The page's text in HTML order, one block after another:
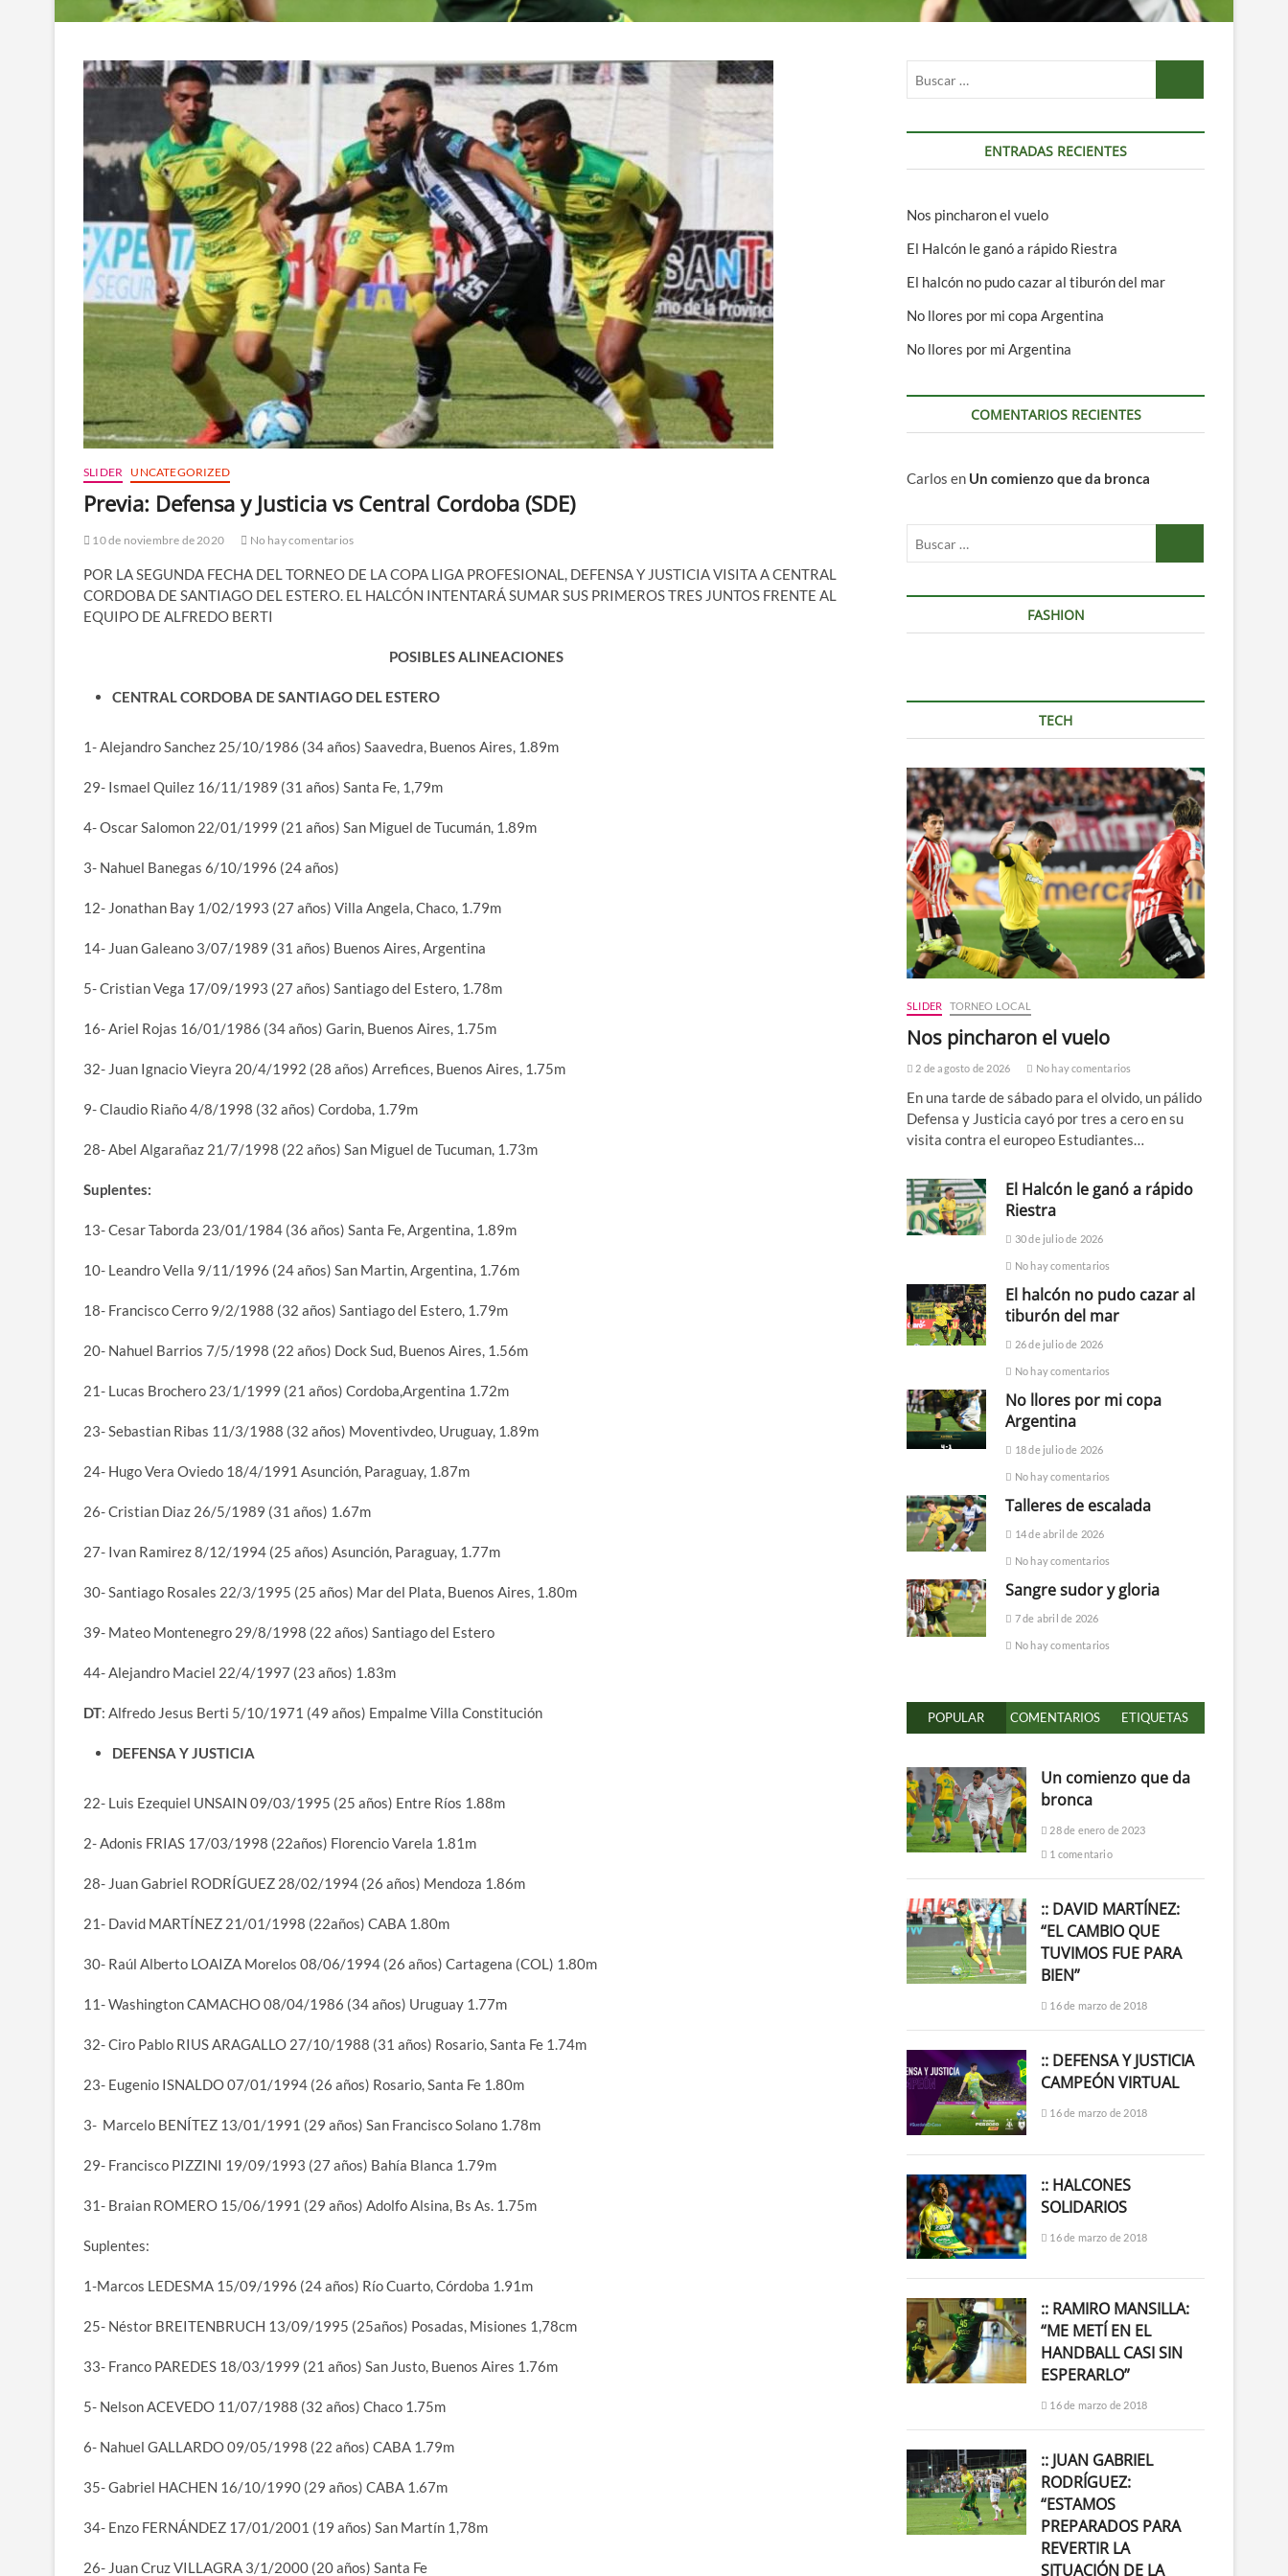
SLIDER UNCATEGORIZED
Previa: Defensa y Justicia vs Central Cordoba (SDE)
10 de noviembre de 2020 No hay comentarios
POR LA SEGUNDA FECHA DEL TORNEO DE LA COPA LIGA PROFESIONAL, DEFENSA Y JUSTICIA VISITA A CENTRAL
CORDOBA DE SANTIAGO DEL ESTERO. EL HALCÓN INTENTARÁ SUMAR SUS PRIMEROS TRES JUNTOS FRENTE AL
EQUIPO DE ALFREDO BERTI
POSIBLES ALINEACIONES
CENTRAL CORDOBA DE SANTIAGO DEL ESTERO
1- Alejandro Sanchez 25/10/1986 (34 años) Saavedra, Buenos Aires, 1.89m
29- Ismael Quilez 16/11/1989 (31 años) Santa Fe, 1,79m
4- Oscar Salomon 22/01/1999 (21 años) San Miguel de Tucumán, 1.89m
3- Nahuel Banegas 6/10/1996 (24 años)
12- Jonathan Bay 1/02/1993 (27 años) Villa Angela, Chaco, 1.79m
14- Juan Galeano 3/07/1989 (31 años) Buenos Aires, Argentina
5- Cristian Vega 17/09/1993 (27 años) Santiago del Estero, 1.78m
16- Ariel Rojas 16/01/1986 (34 años) Garin, Buenos Aires, 1.75m
32- Juan Ignacio Vieyra 20/4/1992 (28 años) Arrefices, Buenos Aires, 1.75m
9- Claudio Riaño 4/8/1998 (32 años) Cordoba, 1.79m
28- Abel Algarañaz 21/7/1998 (22 años) San Miguel de Tucuman, 1.73m
Suplentes:
13- Cesar Taborda 23/01/1984 (36 años) Santa Fe, Argentina, 1.89m
10- Leandro Vella 9/11/1996 (24 años) San Martin, Argentina, 1.76m
18- Francisco Cerro 9/2/1988 (32 años) Santiago del Estero, 1.79m
20- Nahuel Barrios 7/5/1998 (22 años) Dock Sud, Buenos Aires, 1.56m
21- Lucas Brochero 23/1/1999 (21 años) Cordoba,Argentina 1.72m
23- Sebastian Ribas 11/3/1988 (32 años) Moventivdeo, Uruguay, 1.89m
24- Hugo Vera Oviedo 18/4/1991 Asunción, Paraguay, 1.87m
26- Cristian Diaz 26/5/1989 (31 años) 1.67m
27- Ivan Ramirez 8/12/1994 (25 años) Asunción, Paraguay, 1.77m
30- Santiago Rosales 22/3/1995 (25 años) Mar del Plata, Buenos Aires, 1.80m
39- Mateo Montenegro 29/8/1998 (22 años) Santiago del Estero
44- Alejandro Maciel 22/4/1997 (23 años) 1.83m
DT: Alfredo Jesus Berti 5/10/1971 (49 años) Empalme Villa Constitución
DEFENSA Y JUSTICIA
22- Luis Ezequiel UNSAIN 09/03/1995 (25 años) Entre Ríos 1.88m
2- Adonis FRIAS 17/03/1998 (22años) Florencio Varela 1.81m
28- Juan Gabriel RODRÍGUEZ 28/02/1994 (26 años) Mendoza 1.86m
21- David MARTÍNEZ 21/01/1998 (22años) CABA 1.80m
30- Raúl Alberto LOAIZA Morelos 08/06/1994 (26 años) Cartagena (COL) 1.80m
11- Washington CAMACHO 08/04/1986 (34 años) Uruguay 1.77m
32- Ciro Pablo RIUS ARAGALLO 27/10/1988 (31 años) Rosario, Santa Fe 1.74m
23- Eugenio ISNALDO 07/01/1994 (26 años) Rosario, Santa Fe 1.80m
3- Marcelo BENÍTEZ 13/01/1991 (29 años) San Francisco Solano 1.78m
29- Francisco PIZZINI 19/09/1993 (27 años) Bahía Blanca 1.79m
31- Braian ROMERO 15/06/1991 (29 años) Adolfo Alsina, Bs As. 1.75m
Suplentes:
1-Marcos LEDESMA 15/09/1996 (24 años) Río Cuarto, Córdoba 1.91m
25- Néstor BREITENBRUCH 13/09/1995 (25años) Posadas, Misiones 1,78cm
33- Franco PAREDES 18/03/1999 (21 años) San Justo, Buenos Aires 1.76m
5- Nelson ACEVEDO 11/07/1988 (32 años) Chaco 1.75m
6- Nahuel GALLARDO 09/05/1998 (22 años) CABA 1.79m
35- Gabriel HACHEN 16/10/1990 (29 años) CABA 1.67m
34- Enzo FERNÁNDEZ 17/01/2001 (19 años) San Martín 1,78m
26- Juan Cruz VILLAGRA 3/1/2000 (20 años) Santa Fe
ENTRADAS RECIENTES
Nos pincharon el vuelo
El Halcón le ganó a rápido Riestra
El halcón no pudo cazar al tiburón del mar
No llores por mi copa Argentina
No llores por mi Argentina
COMENTARIOS RECIENTES
Carlos en Un comienzo que da bronca
FASHION
TECH
SLIDER TORNEO LOCAL
Nos pincharon el vuelo
2 de agosto de 2026 No hay comentarios
En una tarde de sábado para el olvido, un pálido
Defensa y Justicia cayó por tres a cero en su
visita contra el europeo Estudiantes…
El Halcón le ganó a rápido
Riestra
30 de julio de 2026
No hay comentarios
El halcón no pudo cazar al
tiburón del mar
26 de julio de 2026
No hay comentarios
No llores por mi copa
Argentina
18 de julio de 2026
No hay comentarios
Talleres de escalada
14 de abril de 2026
No hay comentarios
Sangre sudor y gloria
7 de abril de 2026
No hay comentarios
POPULAR COMENTARIOS ETIQUETAS
Un comienzo que da
bronca
28 de enero de 2023
1 comentario
:: DAVID MARTÍNEZ:
“EL CAMBIO QUE
TUVIMOS FUE PARA
BIEN”
16 de marzo de 2018
:: DEFENSA Y JUSTICIA
CAMPEÓN VIRTUAL
16 de marzo de 2018
:: HALCONES
SOLIDARIOS
16 de marzo de 2018
:: RAMIRO MANSILLA:
“ME METÍ EN EL
HANDBALL CASI SIN
ESPERARLO”
16 de marzo de 2018
:: JUAN GABRIEL
RODRÍGUEZ:
“ESTAMOS
PREPARADOS PARA
REVERTIR LA
SITUACIÓN DE LA